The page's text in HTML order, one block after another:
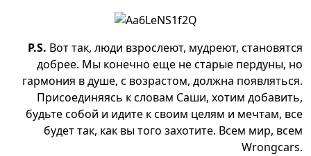
P.S. Вот так, люди взрослеют, мудреют, становятся
добрее. Мы конечно еще не старые пердуны, но
гармония в душе, с возрастом, должна появляться.
Присоединяясь к словам Саши, хотим добавить,
будьте собой и идите к своим целям и мечтам, все
будет так, как вы того захотите. Всем мир, всем
Wrongcars.